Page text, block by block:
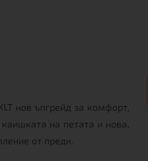
нов ъпгрейд за комфорт,
на петата и нова,
от преди.